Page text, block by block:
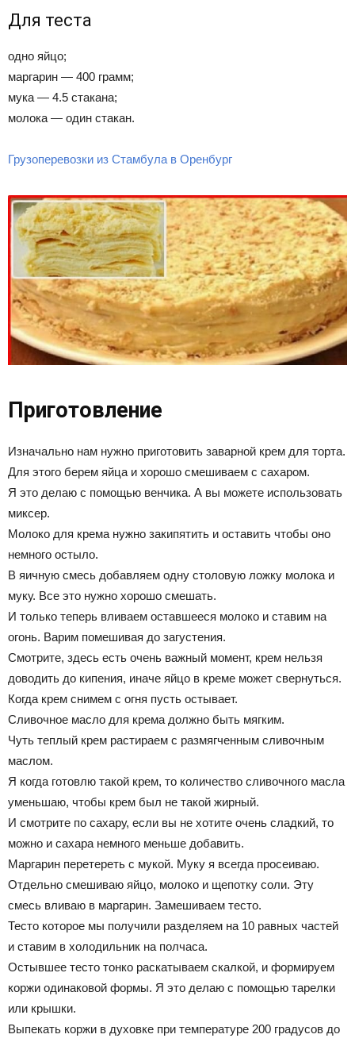
Для теста
одно яйцо;
маргарин — 400 грамм;
мука — 4.5 стакана;
молока — один стакан.
Грузоперевозки из Стамбула в Оренбург
Приготовление
Изначально нам нужно приготовить заварной крем для торта.
Для этого берем яйца и хорошо смешиваем с сахаром.
Я это делаю с помощью венчика. А вы можете использовать
миксер.
Молоко для крема нужно закипятить и оставить чтобы оно
немного остыло.
В яичную смесь добавляем одну столовую ложку молока и
муку. Все это нужно хорошо смешать.
И только теперь вливаем оставшееся молоко и ставим на
огонь. Варим помешивая до загустения.
Смотрите, здесь есть очень важный момент, крем нельзя
доводить до кипения, иначе яйцо в креме может свернуться.
Когда крем снимем с огня пусть остывает.
Сливочное масло для крема должно быть мягким.
Чуть теплый крем растираем с размягченным сливочным
маслом.
Я когда готовлю такой крем, то количество сливочного масла
уменьшаю, чтобы крем был не такой жирный.
И смотрите по сахару, если вы не хотите очень сладкий, то
можно и сахара немного меньше добавить.
Маргарин перетереть с мукой. Муку я всегда просеиваю.
Отдельно смешиваю яйцо, молоко и щепотку соли. Эту
смесь вливаю в маргарин. Замешиваем тесто.
Тесто которое мы получили разделяем на 10 равных частей
и ставим в холодильник на полчаса.
Остывшее тесто тонко раскатываем скалкой, и формируем
коржи одинаковой формы. Я это делаю с помощью тарелки
или крышки.
Выпекать коржи в духовке при температуре 200 градусов до